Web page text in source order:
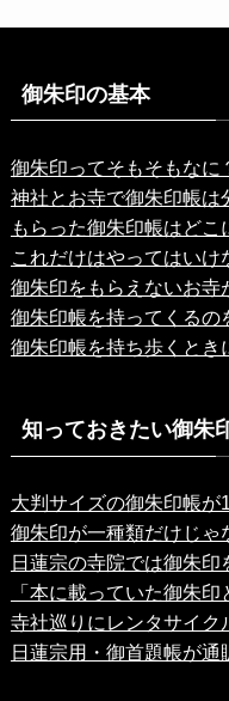
御朱印の基本
御朱印ってそもそもなに
神社とお寺で御朱印帳は
もらった御朱印帳はどこ
これだけはやってはいけ
御朱印をもらえないお寺
御朱印帳を持ってくるの
御朱印帳を持ち歩くとき
知っておきたい御朱
大判サイズの御朱印帳が
御朱印が一種類だけじゃ
日蓮宗の寺院では御朱印
「本に載っていた御朱
寺社巡りにレンタサイク
日蓮宗用・御首題帳が